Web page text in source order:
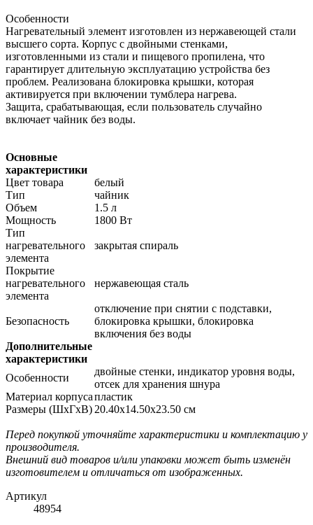
Особенности
Нагревательный элемент изготовлен из нержавеющей стали
высшего сорта. Корпус с двойными стенками,
изготовленными из стали и пищевого пропилена, что
гарантирует длительную эксплуатацию устройства без
проблем. Реализована блокировка крышки, которая
активируется при включении тумблера нагрева.
Защита, срабатывающая, если пользователь случайно
включает чайник без воды.
Основные
характеристики
Цвет товара
белый
Тип
чайник
Объем
1.5 л
Мощность
1800 Вт
Тип
нагревательного
элемента
закрытая спираль
Покрытие
нагревательного
элемента
нержавеющая сталь
Безопасность
отключение при снятии с подставки,
блокировка крышки, блокировка
включения без воды
Дополнительные
характеристики
Особенности
двойные стенки, индикатор уровня воды,
отсек для хранения шнура
Материал корпусапластик
Размеры (ШхГхВ) 20.40х14.50х23.50 см
Перед покупкой уточняйте характеристики и комплектацию у
производителя.
Внешний вид товаров и/или упаковки может быть изменён
изготовителем и отличаться от изображенных.
Артикул
48954